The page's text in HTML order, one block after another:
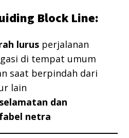
Block Line:
lurus perjalanan
di tempat umum
saat berpindah dari
lain
dan
netra